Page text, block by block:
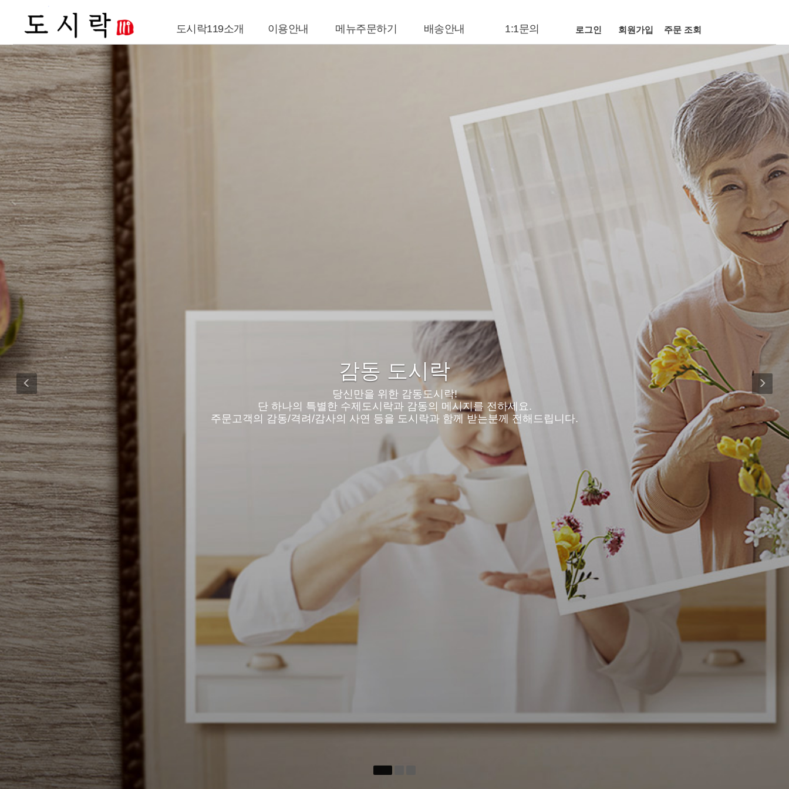
도시락119소개 이용안내 메뉴주문하기 배송안내 1:1문의 로그인 회원가입 주문 조회
감동 도시락
당신만을 위한 감동도시락!
단 하나의 특별한 수제도시락과 감동의 메시지를 전하세요.
주문고객의 감동/격려/감사의 사연 등을 도시락과 함께 받는분께 전해드립니다.
Previous